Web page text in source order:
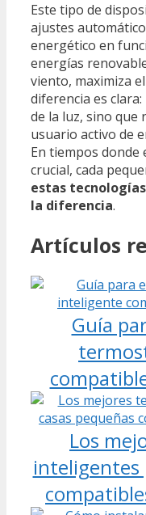
Este tipo de
ajustes
energético en
energías
viento, maximiza
diferencia es
de la luz, sino que
usuario activo de
En tiempos donde
crucial, cada
estas
la diferencia.
Artículos
Guía
Los
inteligentes